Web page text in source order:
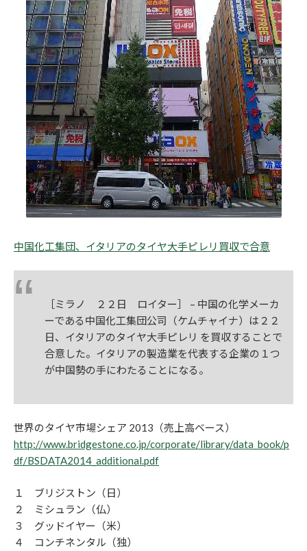
中国化工集団、イタリアのタイヤ大手ピレリ買収で合意
［ミラノ ２２日 ロイター］ – 中国の化学メーカ
ーである中国化工集団公司（ケムチャイナ）は２２
日、イタリアのタイヤ大手ピレリ を買収することで
合意した。イタリアの製造業を代表する企業の１つ
が中国勢の手にわたることになる。
世界のタイヤ市場シェア 2013（売上高ベース）
http://www.bridgestone.co.jp/corporate/library/data_book/p
df/BSDATA2014_additional.pdf
１ ブリジストン（日）
２ ミシュラン（仏）
３ グッドイヤー（米）
４ コンチネンタル（独）